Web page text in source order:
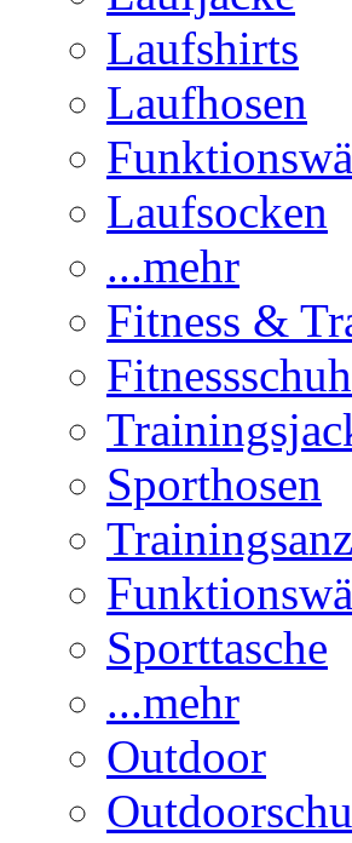
Laufshirts
Laufhosen
Laufsocken
...mehr
Fitness &
Sporthosen
Sporttasche
...mehr
Outdoor